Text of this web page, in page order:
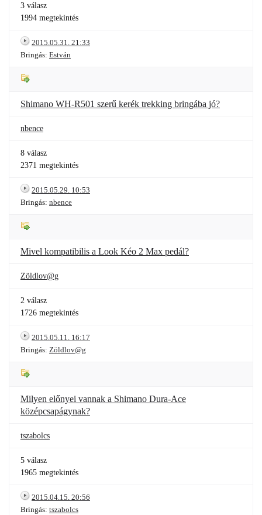
3 válasz
1994 megtekintés
2015.05.31. 21:33
Bringás: Estván
Shimano WH-R501 szerű kerék trekking bringába jó?
nbence
8 válasz
2371 megtekintés
2015.05.29. 10:53
Bringás: nbence
Mivel kompatibilis a Look Kéo 2 Max pedál?
Zöldlov@g
2 válasz
1726 megtekintés
2015.05.11. 16:17
Bringás: Zöldlov@g
Milyen előnyei vannak a Shimano Dura-Ace
középcsapágynak?
tszabolcs
5 válasz
1965 megtekintés
2015.04.15. 20:56
Bringás: tszabolcs